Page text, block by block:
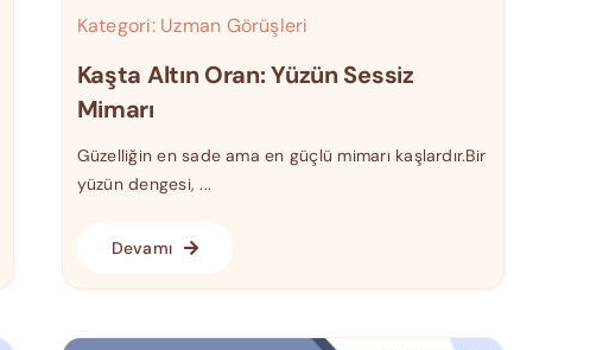
Kategori: Uzman Görüşleri
Kaşta Altın Oran: Yüzün Sessiz
Mimarı
Güzelliğin en sade ama en güçlü mimarı kaşlardır.Bir
yüzün dengesi, ...
Devamı